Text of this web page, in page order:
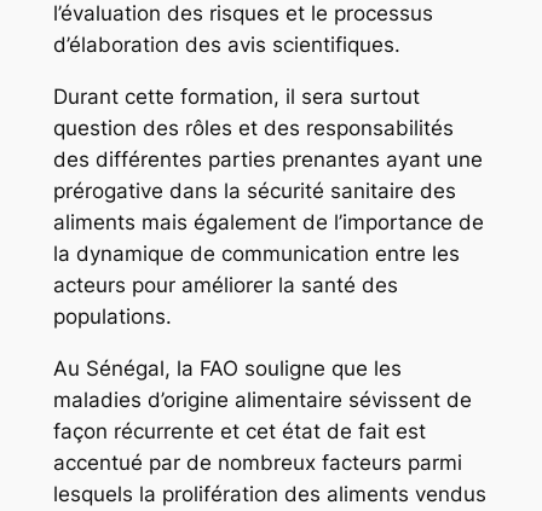
l’évaluation des risques et le processus
d’élaboration des avis scientifiques.
Durant cette formation, il sera surtout
question des rôles et des responsabilités
des différentes parties prenantes ayant une
prérogative dans la sécurité sanitaire des
aliments mais également de l’importance de
la dynamique de communication entre les
acteurs pour améliorer la santé des
populations.
Au Sénégal, la FAO souligne que les
maladies d’origine alimentaire sévissent de
façon récurrente et cet état de fait est
accentué par de nombreux facteurs parmi
lesquels la prolifération des aliments vendus